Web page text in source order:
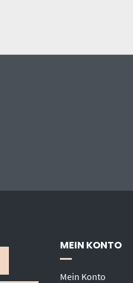
MEIN KONTO
Mein Konto